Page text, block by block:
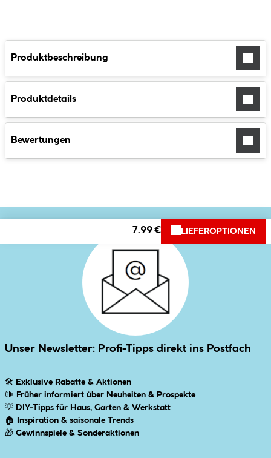
Produktbeschreibung
Produktdetails
Bewertungen
7.99 € LIEFEROPTIONEN
Unser Newsletter: Profi-Tipps direkt ins Postfach
🛠 Exklusive Rabatte & Aktionen
🕪 Früher informiert über Neuheiten & Prospekte
💡 DIY-Tipps für Haus, Garten & Werkstatt
🏠
Inspiration & saisonale Trends
🎁 Gewinnspiele & Sonderaktionen